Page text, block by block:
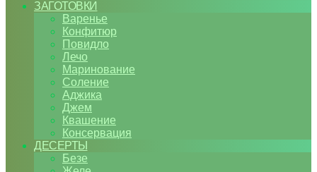
ЗАГОТОВКИ
Варенье
Конфитюр
Повидло
Лечо
Маринование
Соление
Аджика
Джем
Квашение
Консервация
ДЕСЕРТЫ
Безе